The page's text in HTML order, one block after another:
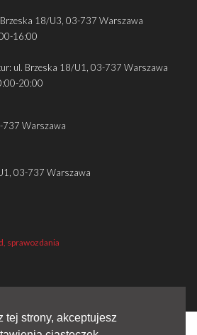
Brzeska 18/U3, 03-737 Warszawa
16:00
ul. Brzeska 18/U1, 03-737 Warszawa
20:00
737 Warszawa
03-737 Warszawa
sprawozdania
tej strony, akceptujesz